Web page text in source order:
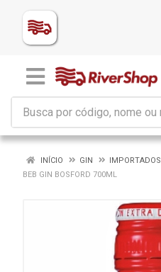
INÍCIO GIN
IMPORTADOS
BEB GIN BOSFORD 700ML